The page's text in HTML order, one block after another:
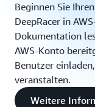
Beginnen Sie
DeepRacer in
Dokumentation
AWS-Konto
Benutzer
veranstalten.
Weitere